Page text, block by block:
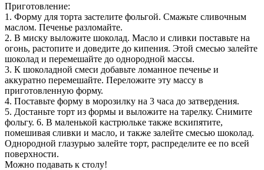
Приготовление:
1. Форму для торта застелите фольгой. Смажьте сливочным
маслом. Печенье разломайте.
2. В миску выложите шоколад. Масло и сливки поставьте на
огонь, растопите и доведите до кипения. Этой смесью залейте
шоколад и перемешайте до однородной массы.
3. К шоколадной смеси добавьте ломанное печенье и
аккуратно перемешайте. Переложите эту массу в
приготовленную форму.
4. Поставьте форму в морозилку на 3 часа до затвердения.
5. Достаньте торт из формы и выложите на тарелку. Снимите
фольгу. 6. В маленькой кастрюльке также вскипятите,
помешивая сливки и масло, и также залейте смесью шоколад.
Однородной глазурью залейте торт, распределите ее по всей
поверхности.
Можно подавать к столу!